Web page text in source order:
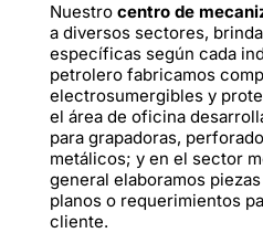
Nuestro centro de
a diversos sectores,
específicas según cada
petrolero fabricamos
electrosumergibles y
el área de oficina
para grapadoras,
metálicos; y en el sector
general elaboramos
planos o requerimientos
cliente.